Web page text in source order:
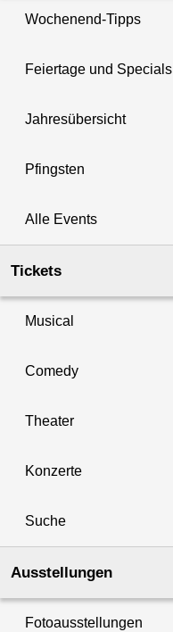
Wochenend-Tipps
Feiertage und Specials
Jahresübersicht
Pfingsten
Alle Events
Tickets
Musical
Comedy
Theater
Konzerte
Suche
Ausstellungen
Fotoausstellungen